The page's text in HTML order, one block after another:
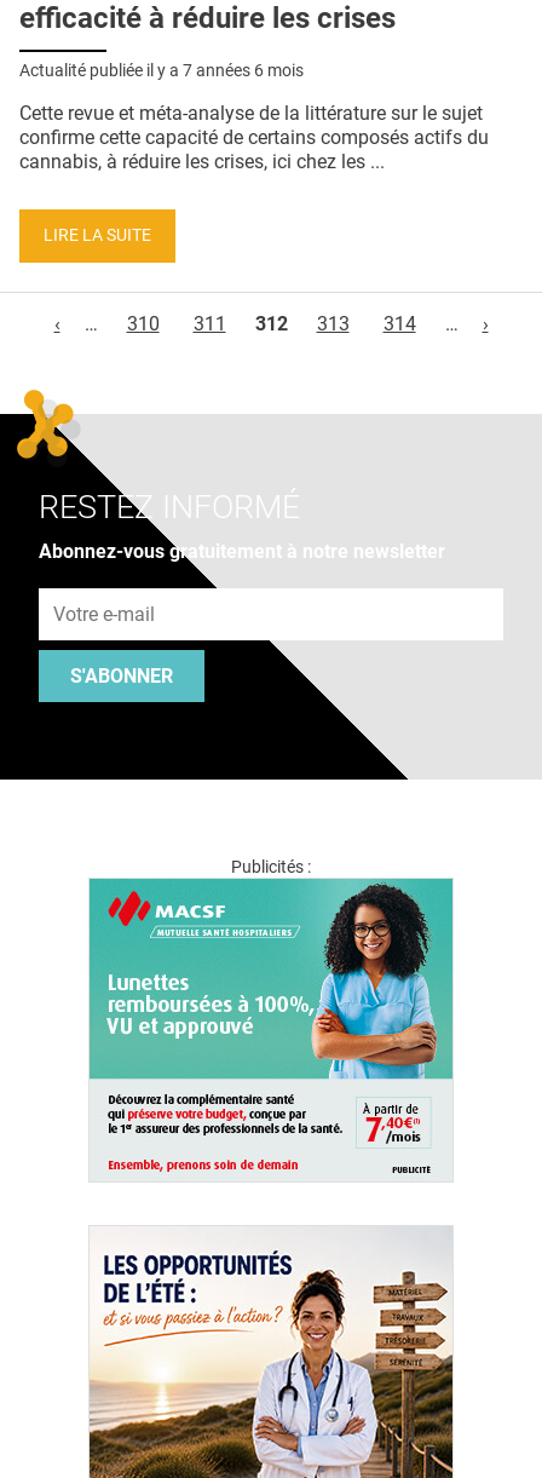
efficacité à réduire les crises
Actualité publiée il y a 7 années 6 mois
Cette revue et méta-analyse de la littérature sur le sujet
confirme cette capacité de certains composés actifs du
cannabis, à réduire les crises, ici chez les ...
LIRE LA SUITE
‹
… 310 311 312 313 314 … ›
RESTEZ INFORMÉ
Abonnez-vous gratuitement à notre newsletter
S'ABONNER
Publicités :